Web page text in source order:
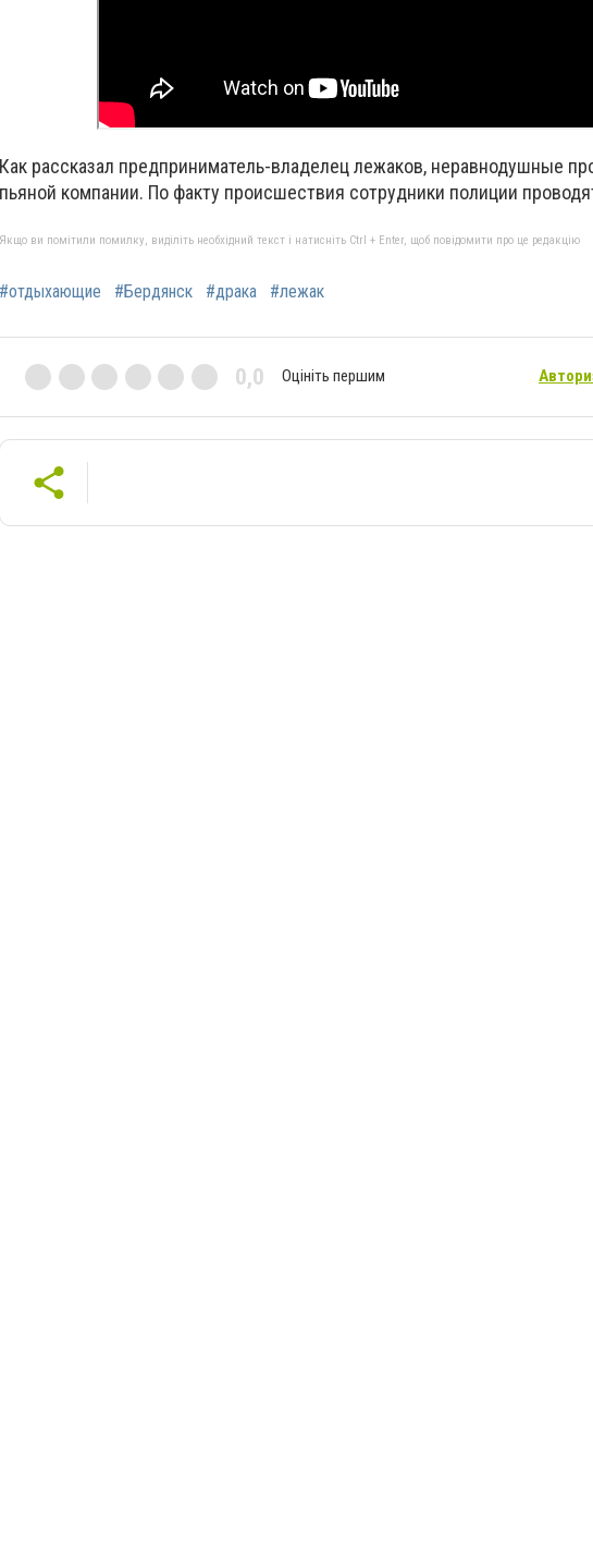
Как рассказал предприниматель-владелец лежаков, неравнодушные
пьяной компании. По факту происшествия сотрудники полиции
Якщо ви помітили помилку, виділіть необхідний текст і натисніть Ctrl + Enter, щоб повідомити про це редакцію
#отдыхающие #Бердянск #драка #лежак
0,0 Оцініть першим